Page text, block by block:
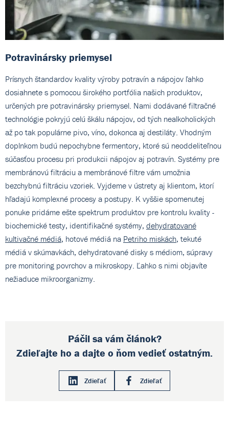
Potravinársky priemysel
Prísnych štandardov kvality výroby potravín a nápojov ľahko
dosiahnete s pomocou širokého portfólia našich produktov,
určených pre potravinársky priemysel. Nami dodávané filtračné
technológie pokryjú celú škálu nápojov, od tých nealkoholických
až po tak populárne pivo, víno, dokonca aj destiláty. Vhodným
doplnkom budú nepochybne fermentory, ktoré sú neoddeliteľnou
súčasťou procesu pri produkcii nápojov aj potravín. Systémy pre
membránovú filtráciu a membránové filtre vám umožnia
bezchybnú filtráciu vzoriek. Vyjdeme v ústrety aj klientom, ktorí
hľadajú komplexné procesy a postupy. K vyššie spomenutej
ponuke pridáme ešte spektrum produktov pre kontrolu kvality -
biochemické testy, identifikačné systémy, dehydratované
kultivačné médiá, hotové médiá na Petriho miskách, tekuté
médiá v skúmavkách, dehydratované disky s médiom, súpravy
pre monitoring povrchov a mikroskopy. Ľahko s nimi objavíte
nežiaduce mikroorganizmy.
Páčil sa vám článok?
Zdieľajte ho a dajte o ňom vedieť ostatným.
Zdieľať Zdieľať